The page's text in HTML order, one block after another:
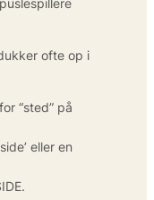
ofte op i
“sted” på
eller en